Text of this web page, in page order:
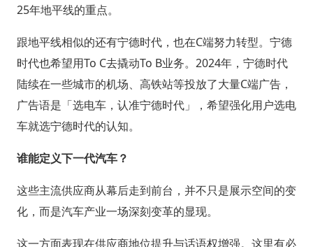
25年地平线的重点。
跟地平线相似的还有宁德时代，也在C端努力转型。宁德
时代也希望用To C去撬动To B业务。2024年，宁德时代
陆续在一些城市的机场、高铁站等投放了大量C端广告，
广告语是「选电车，认准宁德时代」，希望强化用户选电
车就选宁德时代的认知。
谁能定义下一代汽车？
这些主流供应商从幕后走到前台，并不只是展示空间的变
化，而是汽车产业一场深刻变革的显现。
这一方面表现在供应商地位提升与话语权增强。这里有必